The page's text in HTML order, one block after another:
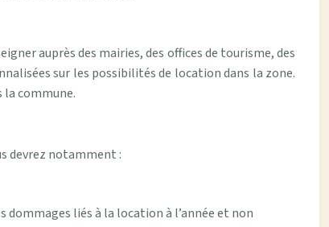
auprès des mairies, des offices de tourisme, des
sur les possibilités de location dans la zone.
la commune.
devrez notamment :
dommages liés à la location à l’année et non